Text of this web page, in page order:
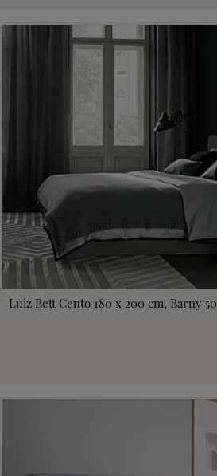
Luiz Bett Cento 180 x 200 cm, Barny 50